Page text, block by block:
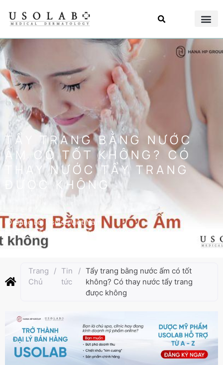
TẨY TRANG BẰNG NƯỚC
ẤM CÓ TỐT KHÔNG? CÓ
THAY NƯỚC TẨY TRANG
ĐƯỌC KHÔNG
Đăng bởiUsolab Việt Nam
Cập nhật lần cuối:
Tháng 2 18, 2025
Trang
Chủ
/ Tin
tức
/ Tẩy trang bằng nước ấm có tốt
không? Có thay nước tẩy trang
đưọc không